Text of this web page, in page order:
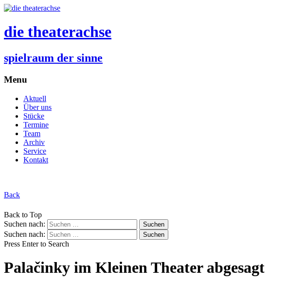
die theaterachse
spielraum der sinne
Menu
Aktuell
Über uns
Stücke
Termine
Team
Archiv
Service
Kontakt
Back
Back to Top
Suchen nach:
Suchen nach:
Press Enter to Search
Palačinky im Kleinen Theater abgesagt